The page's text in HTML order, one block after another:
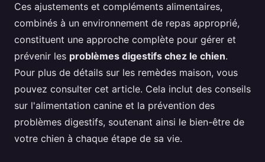
Ces ajustements et compléments alimentaires,
combinés à un environnement de repas approprié,
constituent une approche complète pour gérer et
prévenir les problèmes digestifs chez le chien.
Pour plus de détails sur les remèdes maison, vous
pouvez consulter cet article. Cela inclut des conseils
sur l'alimentation canine et la prévention des
problèmes digestifs, soutenant ainsi le bien-être de
votre chien à chaque étape de sa vie.